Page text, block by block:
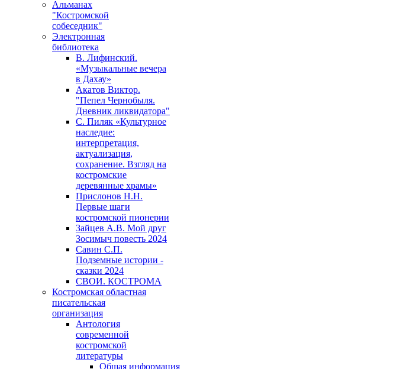
Альманах
"Костромской
собеседник"
Электронная
библиотека
В. Лифинский.
«Музыкальные вечера
в Дахау»
Акатов Виктор.
"Пепел Чернобыля.
Дневник ликвидатора"
С. Пиляк «Культурное
наследие:
интерпретация,
актуализация,
сохранение. Взгляд на
костромские
деревянные храмы»
Прислонов Н.Н.
Первые шаги
костромской пионерии
Зайцев А.В. Мой друг
Зосимыч повесть 2024
Савин С.П.
Подземные истории -
сказки 2024
СВОИ. КОСТРОМА
Костромская областная
писательская
организация
Антология
современной
костромской
литературы
Общая информация